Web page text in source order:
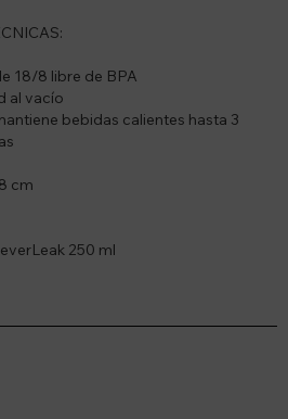
18/8 libre de BPA
al vacío
bebidas calientes hasta 3
cm
250 ml